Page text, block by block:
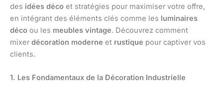
des idées déco et stratégies pour maximiser votre offre,
en intégrant des éléments clés comme les luminaires
déco ou les meubles vintage. Découvrez comment
mixer décoration moderne et rustique pour captiver vos
clients.
1. Les Fondamentaux de la Décoration Industrielle